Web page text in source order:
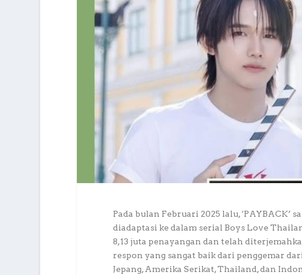
Pada bulan Februari 2025 lalu, ‘PAYBACK’
diadaptasi ke dalam serial Boys Love
8,13 juta penayangan dan telah
respon yang sangat baik dari penggemar
Jepang, Amerika Serikat, Thailand, dan